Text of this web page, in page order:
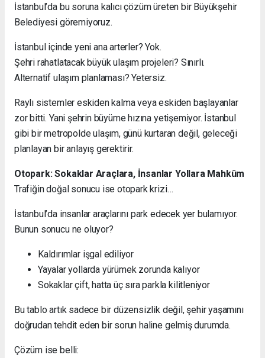
İstanbul’da bu soruna kalıcı çözüm üreten bir Büyükşehir
Belediyesi göremiyoruz.
İstanbul içinde yeni ana arterler? Yok.
Şehri rahatlatacak büyük ulaşım projeleri? Sınırlı.
Alternatif ulaşım planlaması? Yetersiz.
Raylı sistemler eskiden kalma veya eskiden başlayanlar
zor bitti. Yani şehrin büyüme hızına yetişemiyor. İstanbul
gibi bir metropolde ulaşım, günü kurtaran değil, geleceği
planlayan bir anlayış gerektirir.
Otopark: Sokaklar Araçlara, İnsanlar Yollara Mahkûm
Trafiğin doğal sonucu ise otopark krizi…
İstanbul’da insanlar araçlarını park edecek yer bulamıyor.
Bunun sonucu ne oluyor?
Kaldırımlar işgal ediliyor
Yayalar yollarda yürümek zorunda kalıyor
Sokaklar çift, hatta üç sıra parkla kilitleniyor
Bu tablo artık sadece bir düzensizlik değil, şehir yaşamını
doğrudan tehdit eden bir sorun haline gelmiş durumda.
Çözüm ise belli: